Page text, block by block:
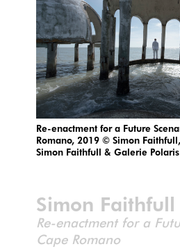
Re-enactment for a Future
Romano, 2019 © Simon
Simon Faithfull & Galerie Polaris
Simon Faithfull
Re-enactment for a
Cape Romano